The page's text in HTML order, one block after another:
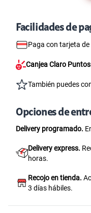
Facilidades de
Paga con tarjeta
Canjea Claro Puntos
También puedes
Opciones de
Delivery programado.
Delivery express.
horas.
Recojo en tienda.
3 días hábiles.